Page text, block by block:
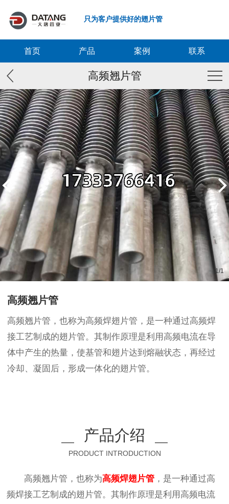
只为客户提供好的翅片管
首页 产品 案例 联系
高频翘片管
1 /1
高频翘片管
高频翘片管，也称为高频焊翅片管，是一种通过高频焊
接工艺制成的翅片管。其制作原理是利用高频电流在导
体中产生的热量，使基管和翅片达到熔融状态，再经过
冷却、凝固后，形成一体化的翅片管。
产品介绍
PRODUCT INTRODUCTION
高频翘片管，也称为高频焊翅片管 ，是一种通过高
频焊接工艺制成的翅片管。其制作原理是利用高频电流